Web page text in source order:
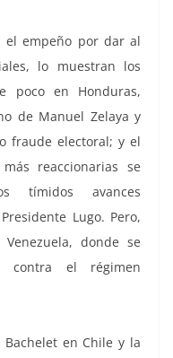
el empeño por dar al
lo muestran los
poco en Honduras,
de Manuel Zelaya y
fraude electoral; y el
reaccionarias se
tímidos avances
Lugo. Pero,
donde se
contra el régimen
en Chile y la